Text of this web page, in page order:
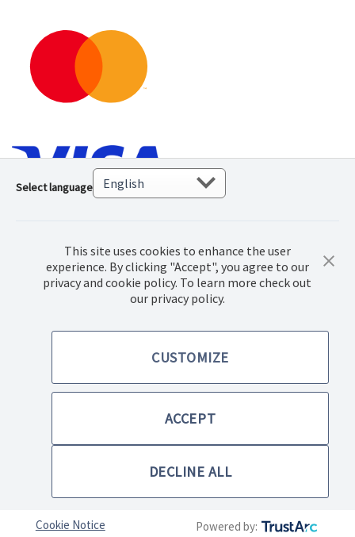
© 2022 Norwex Baltic SIA, Все права защищены.
Правила купли-продажи товаров
Select language
This site uses cookies to enhance the user
experience. By clicking "Accept", you agree to our
privacy and cookie policy. To learn more check out
our privacy policy.
CUSTOMIZE
ACCEPT
DECLINE ALL
Cookie Notice Powered by: